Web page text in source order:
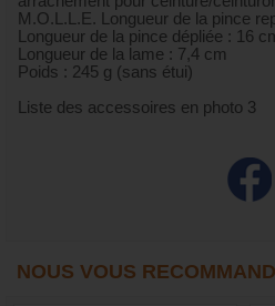
M.O.L.L.E. Longueur de la pince
Longueur de la pince dépliée : 16
Longueur de la lame : 7,4 cm
Poids : 245 g (sans étui)
Liste des accessoires en photo 3
NOUS VOUS